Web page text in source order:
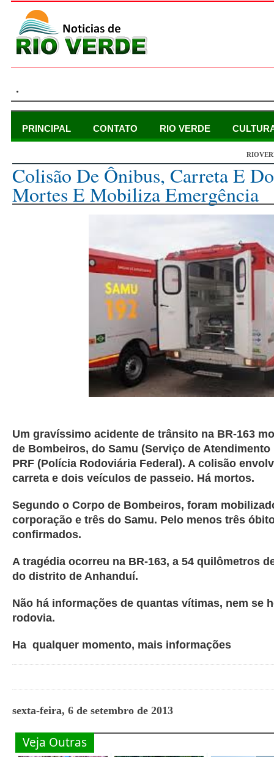
.
PRINCIPAL CONTATO RIO VERDE
Colisão De Ônibus, Carreta E
Mortes E Mobiliza Emergência
Um gravíssimo acidente de trânsito na BR-163
de Bombeiros, do Samu (Serviço de Atendimento
PRF (Polícia Rodoviária Federal). A colisão
carreta e dois veículos de passeio. Há mortos.
Segundo o Corpo de Bombeiros, foram
corporação e três do Samu. Pelo menos três
confirmados.
A tragédia ocorreu na BR-163, a 54 quilômetros
do distrito de Anhanduí.
Não há informações de quantas vítimas, nem se
rodovia.
Ha qualquer momento, mais informações
sexta-feira, 6 de setembro de 2013
Veja Outras